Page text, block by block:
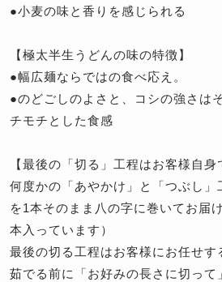
●小麦の味と香りを感じられる
【極太半生うどんの味の特徴】
●幅広麺ならではの食べ応え。
●のどごしのよさと、コシの強さは
チモチとした食感
【最後の「切る」工程はお客様自身
何度かの「あやかけ」と「つぶし」
を1本そのまま八の字に巻いてお届
本入っています）
最後の切る工程はお客様にお任せす
茹でる前に「お好みの長さに切って